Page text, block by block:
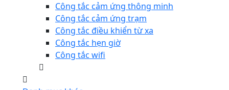
Công tắc cảm ứng thông minh
Công tắc cảm ứng trạm
Công tắc điều khiển từ xa
Công tắc hẹn giờ
Công tắc wifi